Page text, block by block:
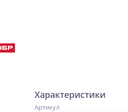
Характеристики
Артикул